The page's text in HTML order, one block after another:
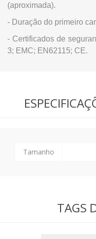
(aproximada).
- Duração do primeiro
- Certificados de
3; EMC; EN62115; CE.
Tamanho
TAGS